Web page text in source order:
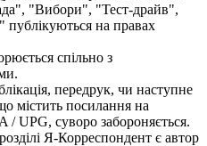
"Вибори", "Тест-драйв",
на правах
спільно з
передрук, чи наступне
містить посилання на
/ UPG, суворо забороняється.
Я-Корреспондент є автор